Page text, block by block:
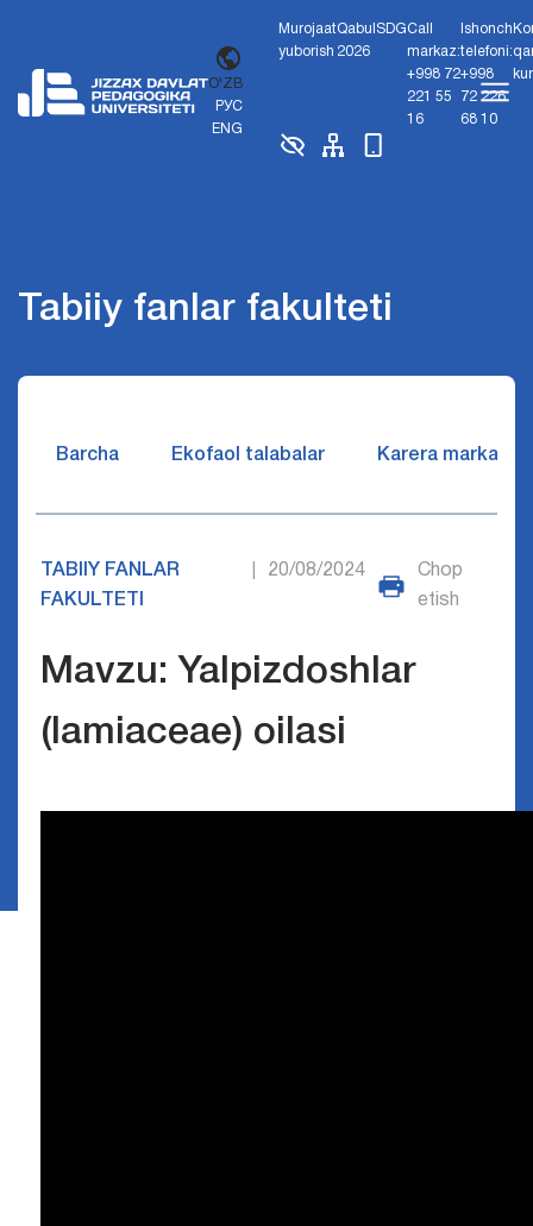
O'ZB
РУС
ENG
Murojaat
yuborish
Qabul
2026
SDGCall
markaz:
+998 72
221 55
16
Ishonch
telefoni:
+998
72 226
68 10
Tabiiy fanlar fakulteti
Barcha Ekofaol talabalar Karera markazi
TABIIY FANLAR
FAKULTETI
20/08/2024
Chop
etish
Mavzu: Yalpizdoshlar
(lamiaceae) oilasi